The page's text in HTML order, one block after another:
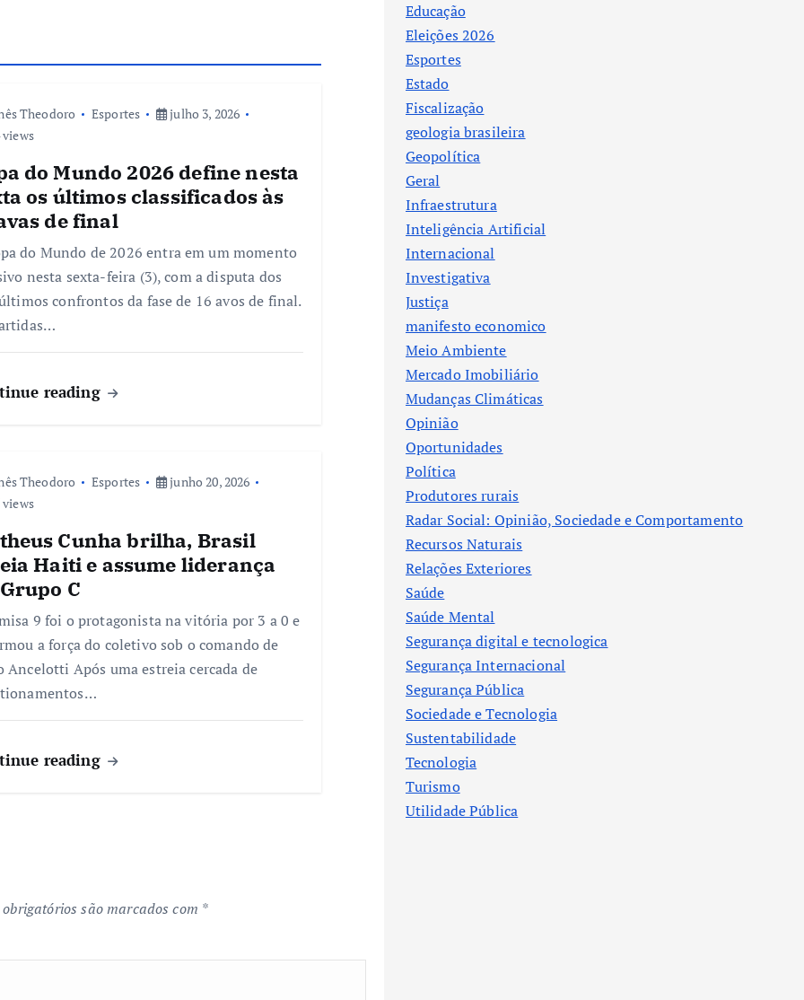
Theodoro Esportes
julho 3, 2026
views
do Mundo 2026 define nesta
os últimos classificados às
de final
do Mundo de 2026 entra em um momento
nesta sexta-feira (3), com a disputa dos
confrontos da fase de 16 avos de final.
reading
Theodoro Esportes
junho 20, 2026
views
Cunha brilha, Brasil
Haiti e assume liderança
C
9 foi o protagonista na vitória por 3 a 0 e
a força do coletivo sob o comando de
Ancelotti Após uma estreia cercada de
reading
são marcados com *
Educação
Eleições 2026
Esportes
Estado
Fiscalização
geologia brasileira
Geopolítica
Geral
Infraestrutura
Inteligência Artificial
Internacional
Investigativa
Justiça
manifesto economico
Meio Ambiente
Mercado Imobiliário
Mudanças Climáticas
Opinião
Oportunidades
Política
Produtores rurais
Radar Social: Opinião, Sociedade e Comportamento
Recursos Naturais
Relações Exteriores
Saúde
Saúde Mental
Segurança digital e tecnologica
Segurança Internacional
Segurança Pública
Sociedade e Tecnologia
Sustentabilidade
Tecnologia
Turismo
Utilidade Pública